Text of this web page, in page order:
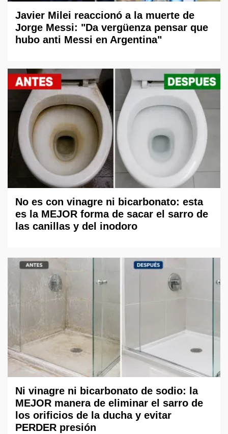
Javier Milei reaccionó a la muerte de
Jorge Messi: "Da vergüenza pensar que
hubo anti Messi en Argentina"
No es con vinagre ni bicarbonato: esta
es la MEJOR forma de sacar el sarro de
las canillas y del inodoro
Ni vinagre ni bicarbonato de sodio: la
MEJOR manera de eliminar el sarro de
los orificios de la ducha y evitar
PERDER presión